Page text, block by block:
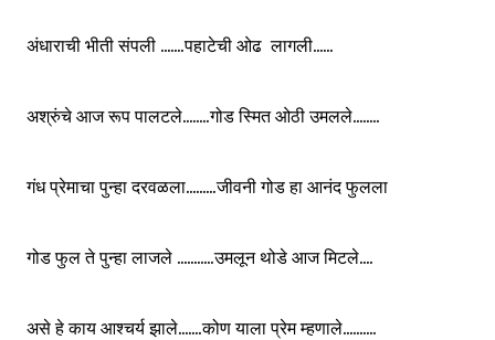
अंधाराची भीती संपली .......पहाटेची ओढ लागली......
अश्रुंचे आज रूप पालटले........गोड स्मित ओठी उमलले........
गंध प्रेमाचा पुन्हा दरवळला.........जीवनी गोड हा आनंद फुलला
गोड फुल ते पुन्हा लाजले ...........उमलून थोडे आज मिटले....
असे हे काय आश्चर्य झाले.......कोण याला प्रेम म्हणाले..........